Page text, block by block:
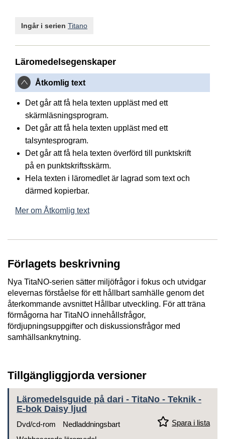
Ingår i serien Titano
Läromedelsegenskaper
Åtkomlig text
Det går att få hela texten uppläst med ett
skärmläsningsprogram.
Det går att få hela texten uppläst med ett
talsyntesprogram.
Det går att få hela texten överförd till punktskrift
på en punktskriftsskärm.
Hela texten i läromedlet är lagrad som text och
därmed kopierbar.
Mer om Åtkomlig text
Förlagets beskrivning
Nya TitaNO-serien sätter miljöfrågor i fokus och utvidgar
elevernas förståelse för ett hållbart samhälle genom det
återkommande avsnittet Hållbar utveckling. För att träna
förmågorna har TitaNO innehållsfrågor,
fördjupningsuppgifter och diskussionsfrågor med
samhällsanknytning.
Tillgängliggjorda versioner
Läromedelsguide på dari - TitaNo - Teknik -
E-bok Daisy ljud
Spara i lista
Dvd/cd-rom
Nedladdningsbart